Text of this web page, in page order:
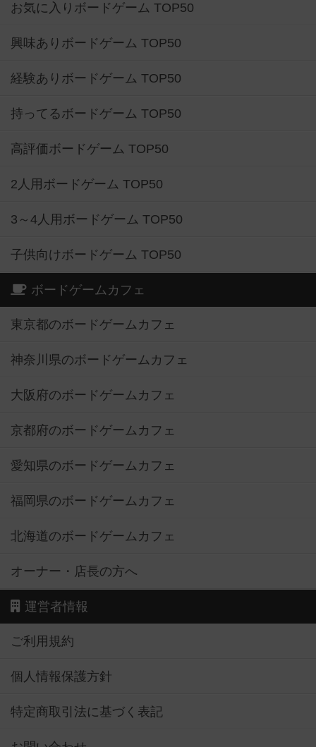
お気に入りボードゲーム TOP50
興味ありボードゲーム TOP50
経験ありボードゲーム TOP50
持ってるボードゲーム TOP50
高評価ボードゲーム TOP50
2人用ボードゲーム TOP50
3～4人用ボードゲーム TOP50
子供向けボードゲーム TOP50
ボードゲームカフェ
東京都のボードゲームカフェ
神奈川県のボードゲームカフェ
大阪府のボードゲームカフェ
京都府のボードゲームカフェ
愛知県のボードゲームカフェ
福岡県のボードゲームカフェ
北海道のボードゲームカフェ
オーナー・店長の方へ
運営者情報
ご利用規約
個人情報保護方針
特定商取引法に基づく表記